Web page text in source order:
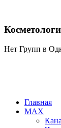
Нет Групп в
Главная
MAX